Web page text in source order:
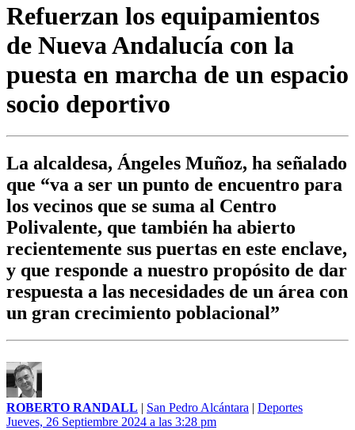
Refuerzan los equipamientos
de Nueva Andalucía con la
puesta en marcha de un espacio
socio deportivo
La alcaldesa, Ángeles Muñoz, ha señalado
que “va a ser un punto de encuentro para
los vecinos que se suma al Centro
Polivalente, que también ha abierto
recientemente sus puertas en este enclave,
y que responde a nuestro propósito de dar
respuesta a las necesidades de un área con
un gran crecimiento poblacional”
ROBERTO RANDALL | San Pedro Alcántara | Deportes
Jueves, 26 Septiembre 2024 a las 3:28 pm